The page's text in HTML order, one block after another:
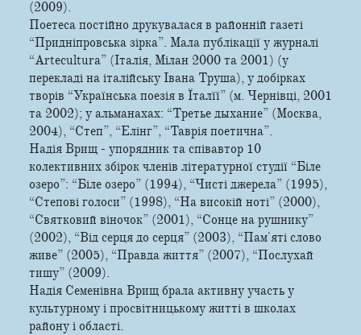
(2009).
Поетеса постійно друкувалася в районній газеті
“Придніпровська зірка”. Мала публікації у журналі
“Artecultura” (Італія, Мілан 2000 та 2001) (у
перекладі на італійську Івана Труша), у добірках
творів “Українська поезія в Їталїї” (м. Чернівці, 2001
та 2002); у альманахах: “Третье дыхание” (Москва,
2004), “Степ”, “Елінг”, “Таврія поетична”.
Надія Врищ - упорядник та співавтор 10
колективних збірок членів літературної студії “Біле
озеро”: “Біле озеро” (1994), “Чисті джерела” (1995),
“Степові голоси” (1998), “На високій ноті” (2000),
“Святковий віночок” (2001), “Сонце на рушнику”
(2002), “Від серця до серця” (2003), “Пам'яті слово
живе” (2005), “Правда життя” (2007), “Послухай
тишу” (2009).
Надія Семенівна Врищ брала активну участь у
культурному і просвітницькому житті в школах
району і області.